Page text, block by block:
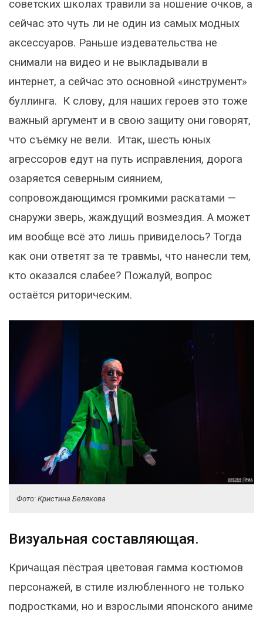
советских школах травили за ношение очков, а
сейчас это чуть ли не один из самых модных
аксессуаров. Раньше издевательства не
снимали на видео и не выкладывали в
интернет, а сейчас это основной «инструмент»
буллинга. К слову, для наших героев это тоже
важный аргумент и в свою защиту они говорят,
что съёмку не вели. Итак, шесть юных
агрессоров едут на путь исправления, дорога
озаряется северным сиянием,
сопровождающимся громкими раскатами —
снаружи зверь, жаждущий возмездия. А может
им вообще всё это лишь привиделось? Тогда
как они ответят за те травмы, что нанесли тем,
кто оказался слабее? Пожалуй, вопрос
остаётся риторическим.
Фото: Кристина Белякова
Визуальная составляющая.
Кричащая пёстрая цветовая гамма костюмов
персонажей, в стиле излюбленного не только
подростками, но и взрослыми японского аниме